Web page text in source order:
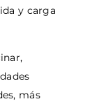
y carga
más